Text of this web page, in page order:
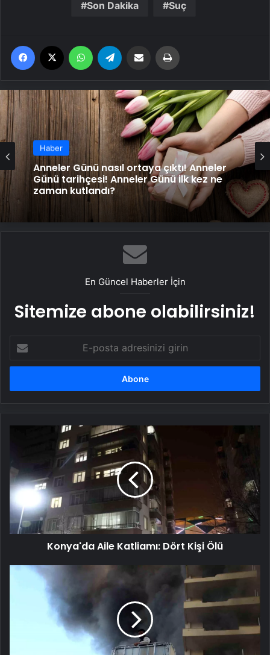
Son Dakika Suç
Facebook WhatsApp Email'den paylaş
Haber
Anneler Günü nasıl ortaya çıktı! Anneler
Günü tarihçesi! Anneler Günü ilk kez ne
zaman kutlandı?
En Güncel Haberler İçin
Sitemize abone olabilirsiniz!
posta
adresinizi
Dört
Kişi
Ölü
Konya'da Aile Katliamı: Dört Kişi Ölü
Alanya'da